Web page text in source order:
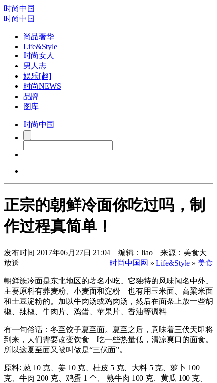
时尚中国
时尚中国
尚品奢华
Life&Style
时尚女人
男人志
娱乐[趣]
时尚NEWS
品牌
图库
时尚中国
正宗的朝鲜冷面你吃过吗，制
作过程真简单！
发布时间 2017年06月27日 21:04 编辑：liao 来源：美食大
放送
时尚中国网 » Life&Style » 美食
朝鲜族冷面是东北地区的著名小吃。它独特的风味闻名中外。
主要原料有荞麦粉、小麦面和淀粉，也有用玉米面、高粱米面
和士豆淀粉的。加以牛肉汤或鸡肉汤，然后在面条上放一些胡
椒、辣椒、牛肉片、鸡蛋、苹果片、香油等调料
有一句俗话：冬至饺子夏至面。夏至之后，意味着三伏天即将
到来，人们需要改变饮食，吃一些热量低，清凉爽口的面食。
所以这夏至面又被叫做是“三伏面”。
原料: 葱 10 克、姜 10 克、桂皮 5 克、大料 5 克、萝卜 100
克、牛肉 200 克、鸡蛋 1 个、 熟牛肉 100 克、黄瓜 100 克、